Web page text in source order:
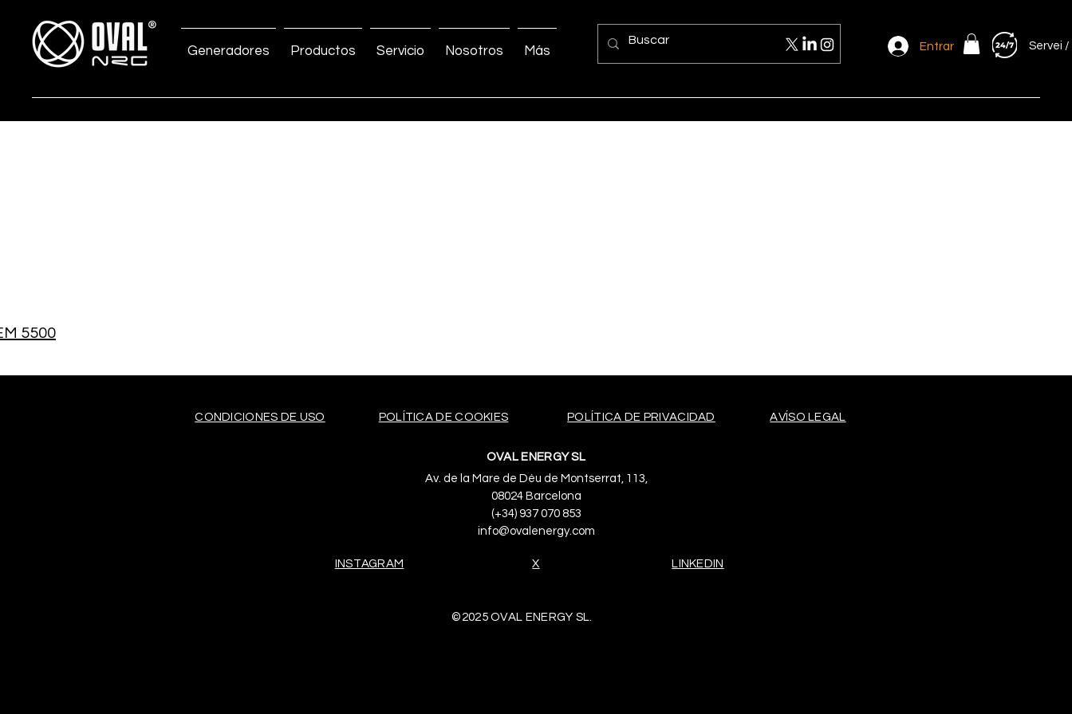
Generadores Productos Servicio Nosotros Más Servei /
Entrar
5500
CONDICIONES DE USO POLÍTICA DE COOKIES POLÍTICA DE PRIVACIDAD AVÍSO LEGAL
OVAL ENERGY SL
Av. de la Mare de Déu de Montserrat, 113,
08024 Barcelona
(+34) 937 070 853
info@ovalenergy.com
INSTAGRAM X LINKEDIN
©2025 OVAL ENERGY SL.